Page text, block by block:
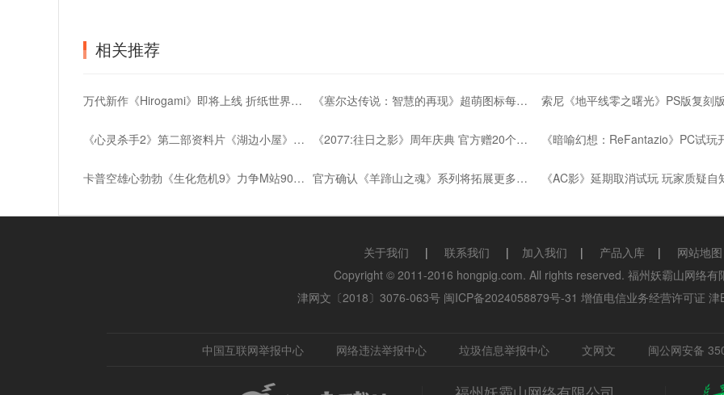
相关推荐
万代新作《Hirogami》即将上线 折纸世界冒险之旅 《塞尔达传说：智慧的再现》超萌图标每周换新
《心灵杀手2》第二部资料片《湖边小屋》即将发布 《2077:往日之影》周年庆典 官方赠20个典藏手办
卡普空雄心勃勃《生化危机9》力争M站90分高分 官方确认《羊蹄山之魂》系列将拓展更多衍生品
关于我们 | 联系我们 | 加入我们 | 产品入库 |
网站地图
Copyright © 2011-2016 hongpig.com. All rights reserved. 福州妖霸山网络有
津网文〔2018〕3076-063号 闽ICP备2024058879号-31 增值电信业务经营许可证
中国互联网举报中心 网络违法举报中心 垃圾信息举报中心 文网文 闽公网安备